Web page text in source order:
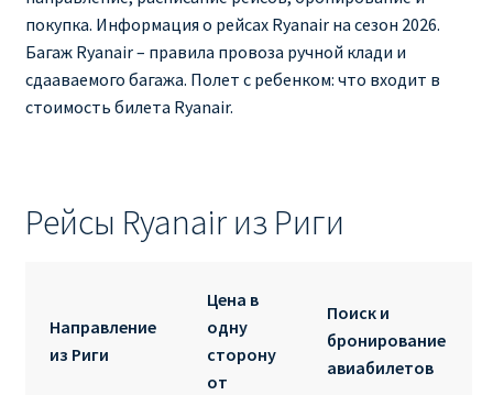
покупка. Информация о рейсах Ryanair на сезон 2026.
Багаж Ryanair – правила провоза ручной клади и
сдааваемого багажа. Полет с ребенком: что входит в
стоимость билета Ryanair.
Рейсы Ryanair из Риги
Направление
из Риги
Цена в
одну
сторону
от
Поиск и
бронирование
авиабилетов